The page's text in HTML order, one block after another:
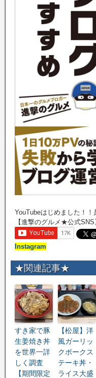
YouTubeはじめました！！
【進撃のグルメ★公式SNS
Instagram
★関連記事★
すき家で豚
生姜焼き丼
を世界一詳
しく調査
【期間限定
【松屋】洋
風ガーリッ
クポークス
テーキ丼・
ライス大盛